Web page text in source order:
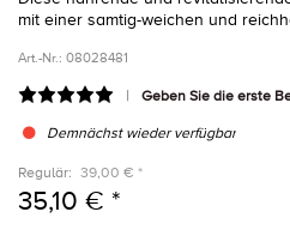
mit einer samtig-weichen und
Art.-Nr.: 08028481
Geben Sie die erste
Demnächst wieder verfügbar
Regulär: 39,00 € *
35,10 € *